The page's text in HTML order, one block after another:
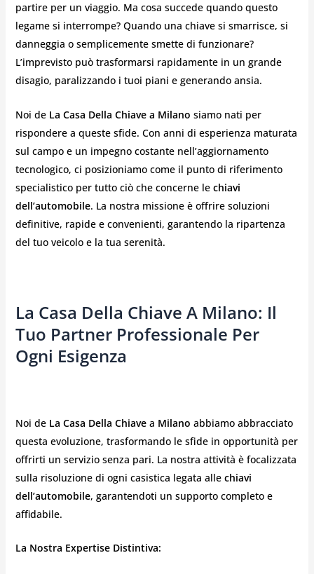
partire per un viaggio. Ma cosa succede quando questo
legame si interrompe? Quando una chiave si smarrisce, si
danneggia o semplicemente smette di funzionare?
L’imprevisto può trasformarsi rapidamente in un grande
disagio, paralizzando i tuoi piani e generando ansia.
Noi de La Casa Della Chiave a Milano siamo nati per
rispondere a queste sfide. Con anni di esperienza maturata
sul campo e un impegno costante nell’aggiornamento
tecnologico, ci posizioniamo come il punto di riferimento
specialistico per tutto ciò che concerne le chiavi
dell’automobile. La nostra missione è offrire soluzioni
definitive, rapide e convenienti, garantendo la ripartenza
del tuo veicolo e la tua serenità.
La Casa Della Chiave A Milano: Il
Tuo Partner Professionale Per
Ogni Esigenza
Noi de La Casa Della Chiavea Milano abbiamo abbracciato
questa evoluzione, trasformando le sfide in opportunità per
offrirti un servizio senza pari. La nostra attività è focalizzata
sulla risoluzione di ogni casistica legata alle chiavi
dell’automobile, garantendoti un supporto completo e
affidabile.
La Nostra Expertise Distintiva: